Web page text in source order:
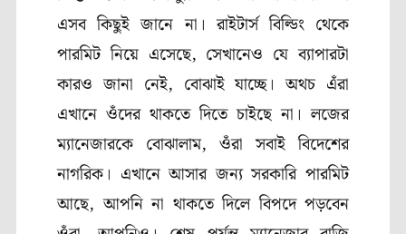
এসব কিছুই জানে না। রাইটার্স বিল্ডিং থেকে
পারমিট নিয়ে এসেছে, সেখানেও যে ব্যাপারটা
কারও জানা নেই, বোঝাই যাচ্ছে। অথচ এঁরা
এখানে ওঁদের থাকতে দিতে চাইছে না। লজের
ম্যানেজারকে বোঝালাম, ওঁরা সবাই বিদেশের
নাগরিক। এখানে আসার জন্য সরকারি পারমিট
আছে,আপনি না থাকতে দিলে বিপদে পড়বেন